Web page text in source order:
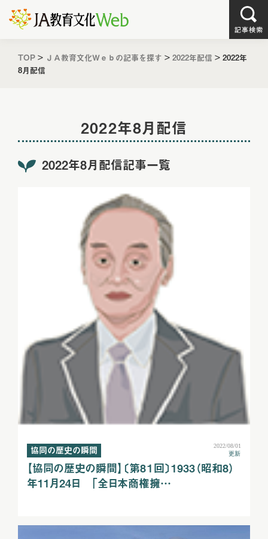
TOP > ＪＡ教育文化Ｗｅｂの記事を探す > 2022年配信 > 2022年
8月配信
2022年8月配信
2022年8月配信記事一覧
協同の歴史の瞬間
2022/08/01
更新
【協同の歴史の瞬間】〔第8１回〕1933（昭和8）
年11月24日 「全日本商権擁…